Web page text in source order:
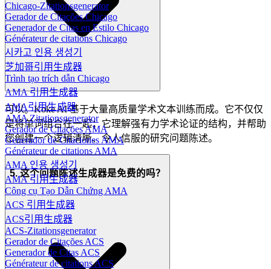
Chicago-Zitationsgenerator
Gerador de Citações Chicago
Generador de Citas en Estilo Chicago
Générateur de citations Chicago
시카고 인용 생성기
芝加哥引用生成器
Trình tạo trích dẫn Chicago
AMA 引用生成器
AMA引用生成器
AMA Zitationsgenerator
Gerador de Citações AMA
Generador de Citaciones AMA
Générateur de citations AMA
AMA 인용 생성기
AMA 引用生成器
Công cụ Tạo Dẫn Chứng AMA
ACS 引用生成器
ACS引用生成器
ACS-Zitationsgenerator
Gerador de Citações ACS
Generador de Citas ACS
Générateur de citations ACS
可以。Koke AI 基于大量高质量学术文本训练而成。它不仅仅
是将单词组合在一起；它理解强有力学术论证的结构，并帮助
您创建一个逻辑清晰、令人信服的研究问题陈述。
5. 这个问题陈述生成器是免费的吗？